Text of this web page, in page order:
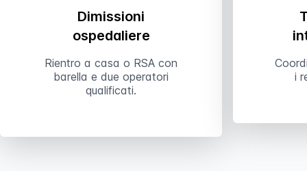
Dimissioni
ospedaliere
Rientro a casa o RSA con
barella e due operatori
qualificati.
i